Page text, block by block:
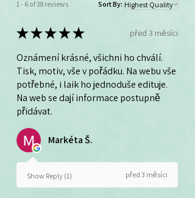
1 - 6 of 38 reviews Sort By:
★★★★★ před 3 měsíci
Oznámení krásné, všichni ho chválí.
Tisk, motiv, vše v pořádku. Na webu vše
potřebné, i laik ho jednoduše edituje.
Na web se dají informace postupně
přidávat.
Markéta Š.
Show Reply (1) před 3 měsíci